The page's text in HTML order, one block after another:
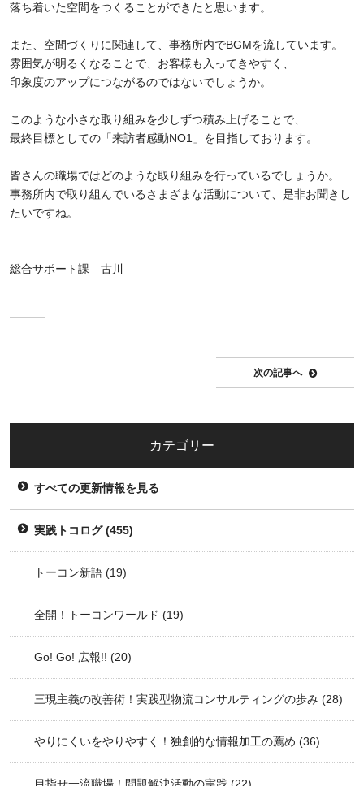
落ち着いた空間をつくることができたと思います。
また、空間づくりに関連して、事務所内でBGMを流しています。
雰囲気が明るくなることで、お客様も入ってきやすく、
印象度のアップにつながるのではないでしょうか。
このような小さな取り組みを少しずつ積み上げることで、
最終目標としての「来訪者感動NO1」を目指しております。
皆さんの職場ではどのような取り組みを行っているでしょうか。
事務所内で取り組んでいるさまざまな活動について、是非お聞きし
たいですね。
総合サポート課 古川
次の記事へ
カテゴリー
すべての更新情報を見る
実践トコログ(455)
トーコン新語 (19)
全開！トーコンワールド (19)
Go! Go! 広報!! (20)
三現主義の改善術！実践型物流コンサルティングの歩み (28)
やりにくいをやりやすく！独創的な情報加工の薦め (36)